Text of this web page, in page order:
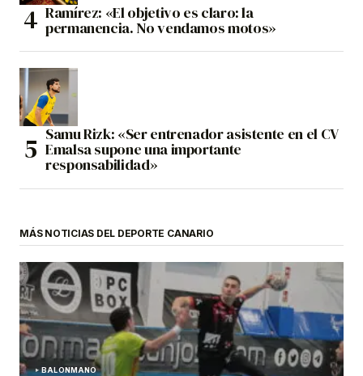
Ramírez: «El objetivo es claro: la
permanencia. No vendamos motos»
Samu Rizk: «Ser entrenador asistente en el CV
Emalsa supone una importante
responsabilidad»
MÁS NOTICIAS DEL DEPORTE CANARIO
BALONMANO